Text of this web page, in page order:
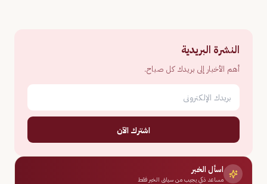
النشرة البريدية
أهم الأخبار إلى بريدك كل صباح.
اشترك الآن
اسأل الخبر
مساعد ذكي يجيب من سياق الخبر فقط